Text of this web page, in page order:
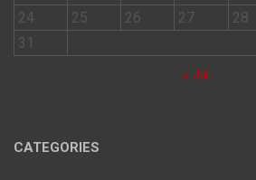
24
25 26 27 28
31
« Jul
CATEGORIES